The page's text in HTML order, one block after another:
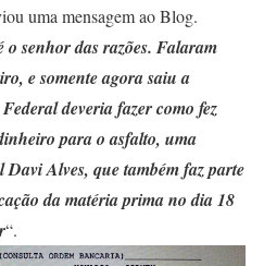
uma mensagem ao Blog.
o senhor das razões. Falaram
e somente agora saiu a
deveria fazer como fez
para o asfalto, uma
Alves, que também faz parte
da matéria prima no dia 18
“.